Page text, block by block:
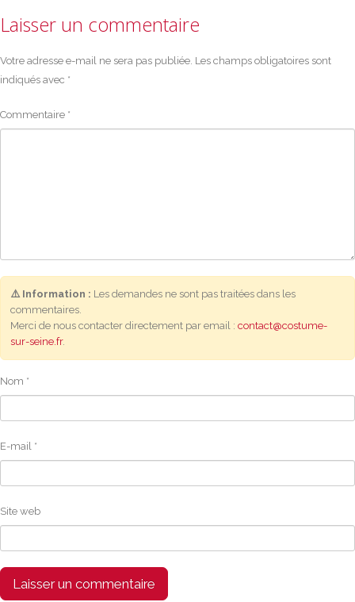
Laisser un commentaire
Votre adresse e-mail ne sera pas publiée. Les champs obligatoires sont
indiqués avec *
Commentaire *
⚠️ Information : Les demandes ne sont pas traitées dans les
commentaires.
Merci de nous contacter directement par email : contact@costume-
sur-seine.fr.
Nom *
E-mail *
Site web